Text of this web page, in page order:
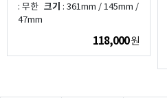
: 무한 크기 : 361mm / 145mm /
47mm
118,000원